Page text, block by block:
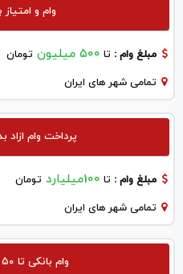
وام و
مبلغ وام : تا ۵۰۰ میلیون تومان
تمامی شهر های ایران
پرداخت وام
مبلغ وام : تا 100میلیارد تومان
تمامی شهر های ایران
وام بانکی تا ۵۰ میلیارد تومان